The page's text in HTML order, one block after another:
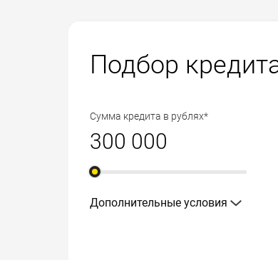
Подбор
Сумма кредита в рублях*
Дополнительные условия